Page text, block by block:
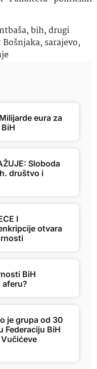
,bih,drugi
, sarajevo,
eura za
Sloboda
društvo i
I
otvara
BiH
je grupa od 30
Federaciju BiH